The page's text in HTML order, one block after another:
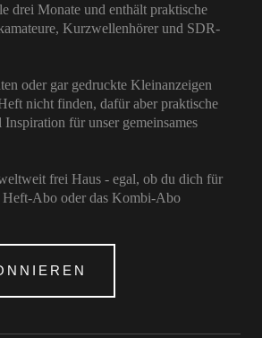
drei Monate und enthält praktische
Kurzwellenhörer und SDR-
oder gar gedruckte Kleinanzeigen
nicht finden, dafür aber praktische
für unser gemeinsames
frei Haus - egal, ob du dich für
Abo oder das Kombi-Abo